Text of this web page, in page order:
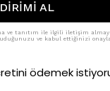
AL
ve tanıtım ile ilgili iletişim
ve kabul ettiğinizi
ödemek